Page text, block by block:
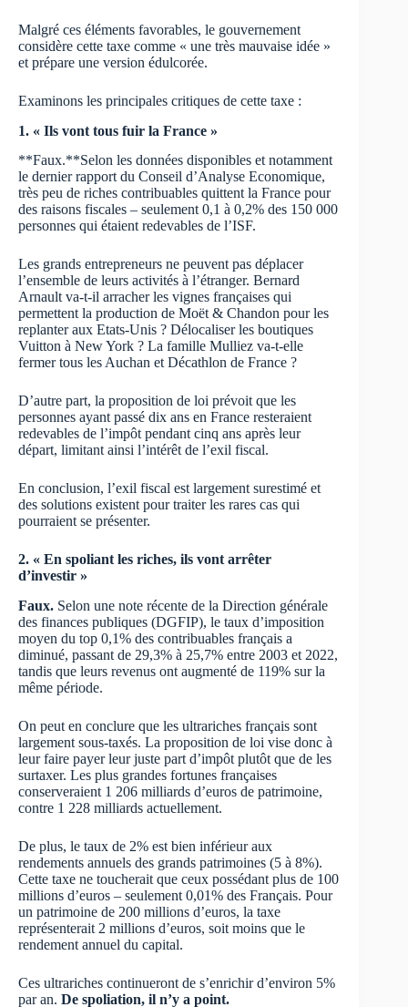
Malgré ces éléments favorables, le gouvernement
considère cette taxe comme « une très mauvaise idée »
et prépare une version édulcorée.
Examinons les principales critiques de cette taxe :
1. « Ils vont tous fuir la France »
**Faux.**Selon les données disponibles et notamment
le dernier rapport du Conseil d’Analyse Economique,
très peu de riches contribuables quittent la France pour
des raisons fiscales – seulement 0,1 à 0,2% des 150 000
personnes qui étaient redevables de l’ISF⁠⁠.
Les grands entrepreneurs ne peuvent pas déplacer
l’ensemble de leurs activités à l’étranger⁠⁠. Bernard
Arnault va-t-il arracher les vignes françaises qui
permettent la production de Moët & Chandon pour les
replanter aux Etats-Unis ? Délocaliser les boutiques
Vuitton à New York ? La famille Mulliez va-t-elle
fermer tous les Auchan et Décathlon de France ?
D’autre part, la proposition de loi prévoit que les
personnes ayant passé dix ans en France resteraient
redevables de l’impôt pendant cinq ans après leur
départ, limitant ainsi l’intérêt de l’exil fiscal⁠⁠.
En conclusion, l’exil fiscal est largement surestimé et
des solutions existent pour traiter les rares cas qui
pourraient se présenter⁠⁠.
2. « En spoliant les riches, ils vont arrêter
d’investir »
Faux. Selon une note récente de la Direction générale
des finances publiques (DGFIP), le taux d’imposition
moyen du top 0,1% des contribuables français a
diminué, passant de 29,3% à 25,7% entre 2003 et 2022,
tandis que leurs revenus ont augmenté de 119% sur la
même période⁠⁠.
On peut en conclure que les ultrariches français sont
largement sous-taxés. La proposition de loi vise donc à
leur faire payer leur juste part d’impôt plutôt que de les
surtaxer⁠⁠. Les plus grandes fortunes françaises
conserveraient 1 206 milliards d’euros de patrimoine,
contre 1 228 milliards actuellement⁠.
De plus, le taux de 2% est bien inférieur aux
rendements annuels des grands patrimoines (5 à 8%).
Cette taxe ne toucherait que ceux possédant plus de 100
millions d’euros – seulement 0,01% des Français. Pour
un patrimoine de 200 millions d’euros, la taxe
représenterait 2 millions d’euros, soit moins que le
rendement annuel du capital.
Ces ultrariches continueront de s’enrichir d’environ 5%
par an. De spoliation, il n’y a point.